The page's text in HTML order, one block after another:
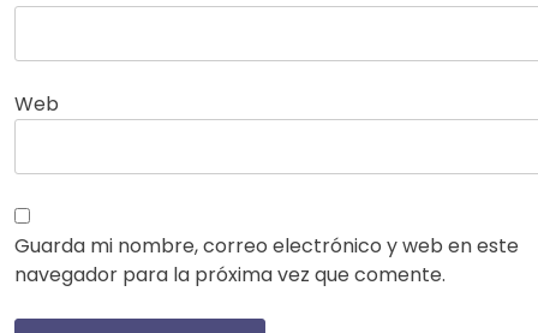
Web
Guarda mi nombre, correo electrónico y web en este
navegador para la próxima vez que comente.